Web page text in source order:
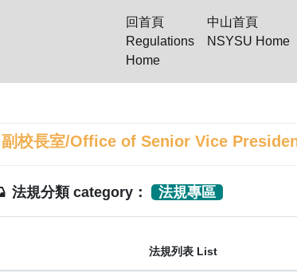
回首頁
Regulations
Home(current)
中山首頁
NSYSU Home
副校長室/Office of Senior Vice
法規分類 category： 法規專區
法規列表 List